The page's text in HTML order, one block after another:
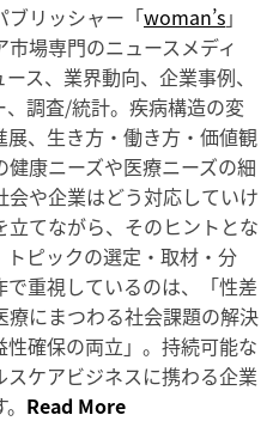
ブリッシャー「woman’s」
場専門のニュースメディ
ス、業界動向、企業事例、
調査/統計。疾病構造の変
、生き方・働き方・価値観
康ニーズや医療ニーズの細
や企業はどう対応していけ
てながら、そのヒントとな
ピックの選定・取材・分
重視しているのは、「性差
にまつわる社会課題の解決
確保の両立」。持続可能な
ケアビジネスに携わる企業
Read More